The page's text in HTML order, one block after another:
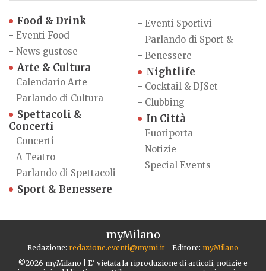
Food & Drink
- Eventi Food
- News gustose
Arte & Cultura
- Calendario Arte
- Parlando di Cultura
Spettacoli &
Concerti
- Concerti
- A Teatro
- Parlando di Spettacoli
Sport & Benessere
- Eventi Sportivi
-
Parlando di Sport &
Benessere
Nightlife
- Cocktail & DJSet
- Clubbing
In Città
- Fuoriporta
- Notizie
- Special Events
myMilano
Redazione: redazione.eventi@mymi.it- Editore: myMilano
©2026 myMilano | E' vietata la riproduzione di articoli, notizie e